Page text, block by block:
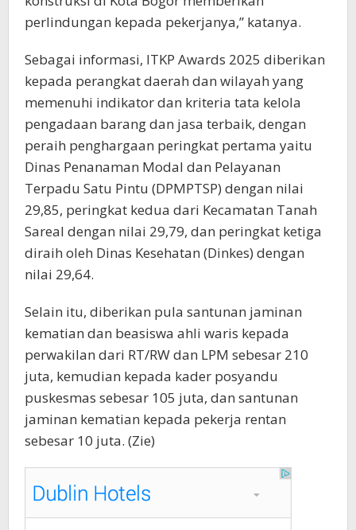
perlindungan kepada pekerjanya,” katanya.
Sebagai informasi, ITKP Awards 2025 diberikan
kepada perangkat daerah dan wilayah yang
memenuhi indikator dan kriteria tata kelola
pengadaan barang dan jasa terbaik, dengan
peraih penghargaan peringkat pertama yaitu
Dinas Penanaman Modal dan Pelayanan
Terpadu Satu Pintu (DPMPTSP) dengan nilai
29,85, peringkat kedua dari Kecamatan Tanah
Sareal dengan nilai 29,79, dan peringkat ketiga
diraih oleh Dinas Kesehatan (Dinkes) dengan
nilai 29,64.
Selain itu, diberikan pula santunan jaminan
kematian dan beasiswa ahli waris kepada
perwakilan dari RT/RW dan LPM sebesar 210
juta, kemudian kepada kader posyandu
puskesmas sebesar 105 juta, dan santunan
jaminan kematian kepada pekerja rentan
sebesar 10 juta. (Zie)